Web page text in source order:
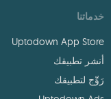
خدماتنا
Uptodown App Store
أنشر تطبيقك
رَوِّج لتطبيقك